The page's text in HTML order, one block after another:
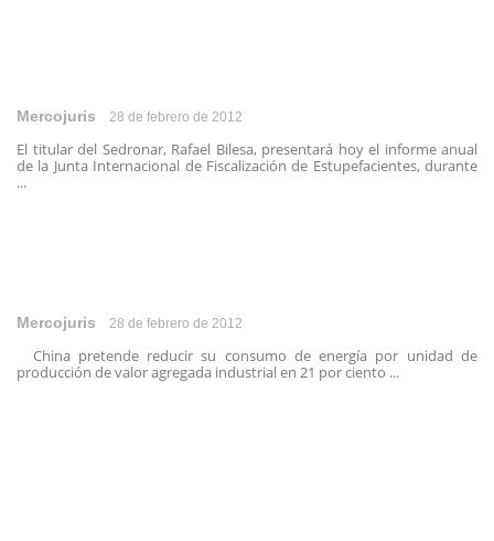
Mercojuris 28 de febrero de 2012
El titular del Sedronar, Rafael Bilesa, presentará hoy el informe anual
de la Junta Internacional de Fiscalización de Estupefacientes, durante
...
Mercojuris 28 de febrero de 2012
China pretende reducir su consumo de energía por unidad de
producción de valor agregada industrial en 21 por ciento ...